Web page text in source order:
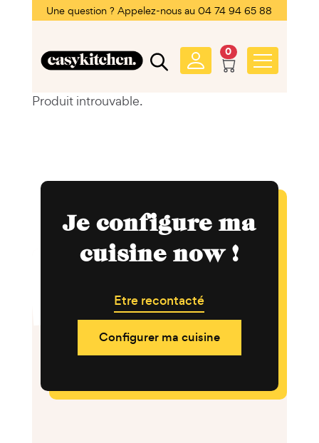
Une question ? Appelez-nous au 04 74 94 65 88
0
Produit introuvable.
Je configure ma
cuisine now !
Etre recontacté
Configurer ma cuisine